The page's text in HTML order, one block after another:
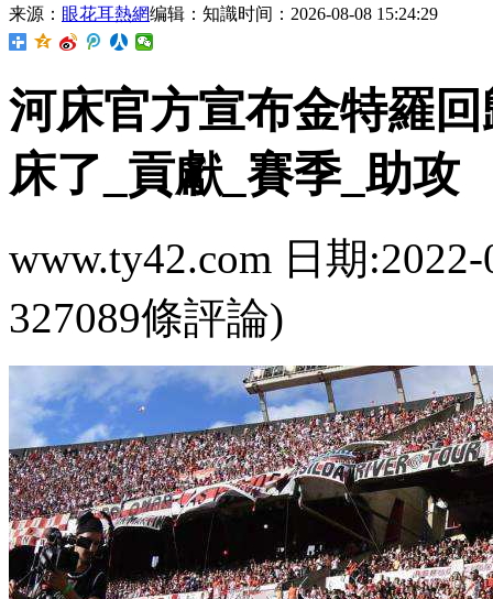
来源： 眼花耳熱網编辑：知識时间：2026-08-08 15:24:29
河床官方宣布金特羅回
床了_貢獻_賽季_助攻
www.ty42.com 日期
327089條評論)